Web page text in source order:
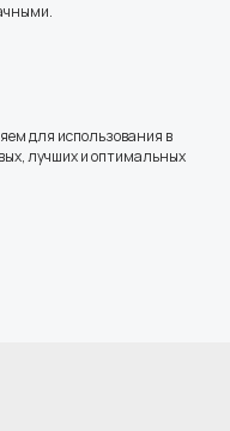
для использования в
лучших и оптимальных